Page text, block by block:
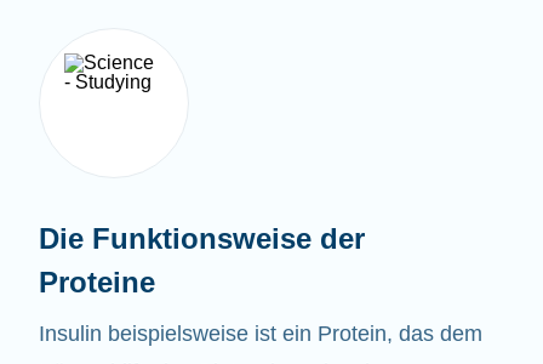
Die Funktionsweise der
Proteine
Insulin beispielsweise ist ein Protein, das dem